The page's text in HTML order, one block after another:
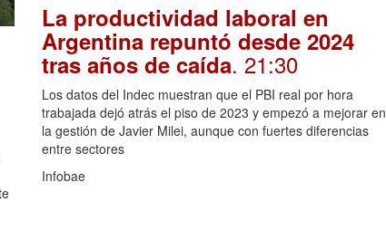
La productividad laboral en
Argentina repuntó desde 2024
tras años de caída. 21:30
Los datos del Indec muestran que el PBI real por hora
trabajada dejó atrás el piso de 2023 y empezó a mejorar en
la gestión de Javier Milei, aunque con fuertes diferencias
entre sectores
Infobae